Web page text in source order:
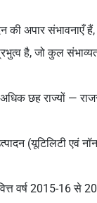
की अपार
है, जो कुल
छह राज्यों —
(यूटिलिटी एवं
वर्ष 2015-16 से